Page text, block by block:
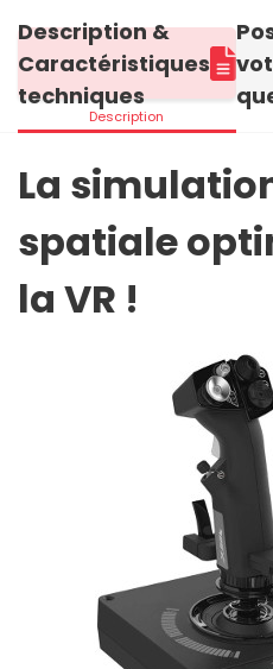
Description &
Caractéristiques
techniques
Description
La
spatiale
la VR !